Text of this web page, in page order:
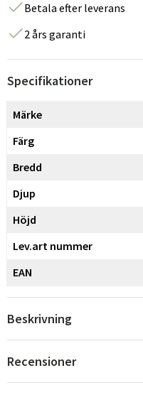
Betala efter leverans
2 års garanti
Specifikationer
Märke
Färg
Bredd
Djup
Höjd
Lev.art nummer
EAN
Beskrivning
Recensioner